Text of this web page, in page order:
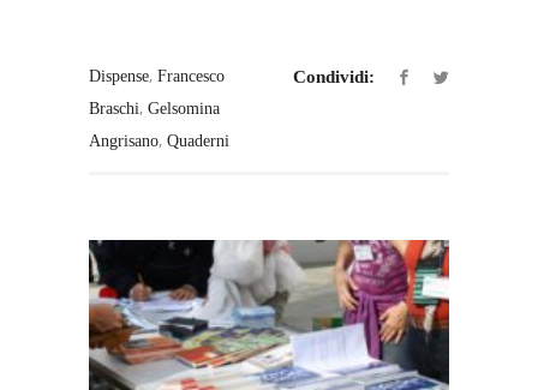
Dispense, Francesco
Braschi, Gelsomina
Angrisano, Quaderni
Condividi: